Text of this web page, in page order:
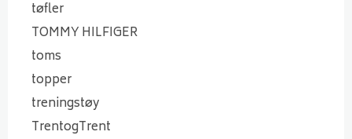
tøfler
TOMMY HILFIGER
toms
topper
treningstøy
TrentogTrent